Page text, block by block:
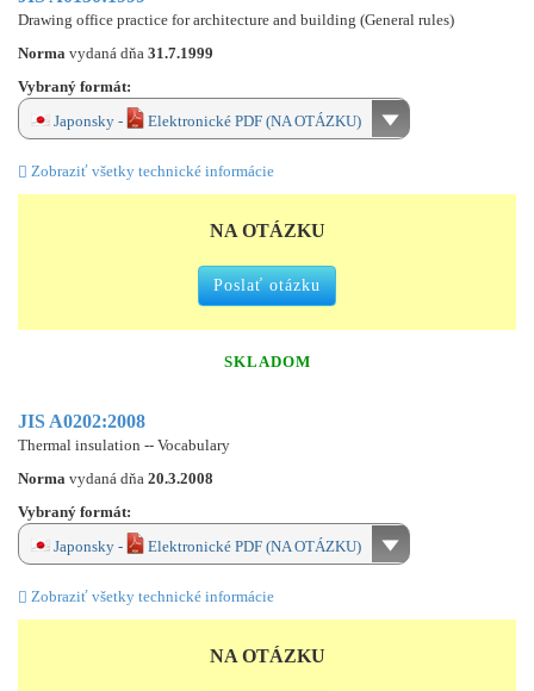
Drawing office practice for architecture and building (General rules)
Norma vydaná dňa 31.7.1999
Vybraný formát:
Japonsky -
Elektronické PDF (NA OTÁZKU)
Zobraziť všetky technické informácie
NA OTÁZKU
Poslať otázku
SKLADOM
JIS A0202:2008
Thermal insulation -- Vocabulary
Norma vydaná dňa 20.3.2008
Vybraný formát:
Japonsky -
Elektronické PDF (NA OTÁZKU)
Zobraziť všetky technické informácie
NA OTÁZKU